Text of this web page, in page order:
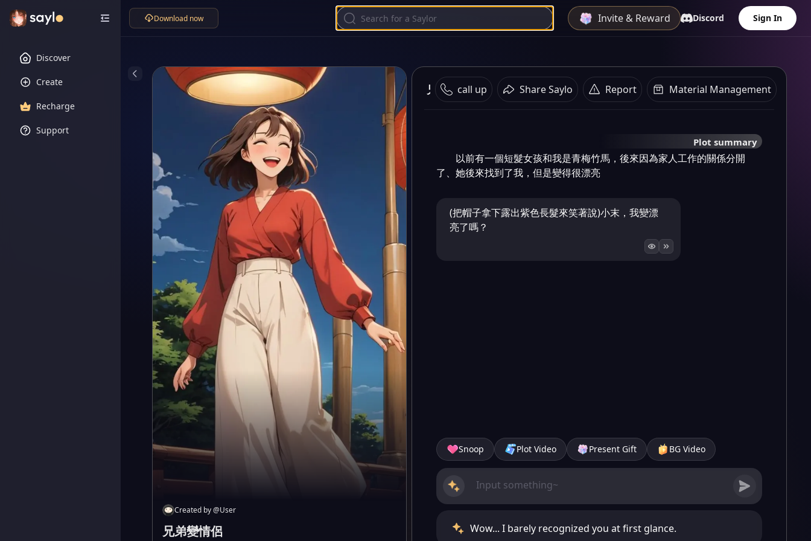
Discover
Create
Recharge
Support
Download now Invite & Reward Discord Sign In
Created by@User
兄弟變情侶
兄弟變情侶 call up Share Saylo Report Material Management
Plot summary
以前有一個短髮女孩和我是青梅竹馬，後來因為家人工作的關係分開
了、她後來找到了我，但是變得很漂亮
(把帽子拿下露出紫色長髮來笑著說)小末，我變漂
亮了嗎？
Snoop Plot Video Present Gift BG Video
Wow... I barely recognized you at first glance.